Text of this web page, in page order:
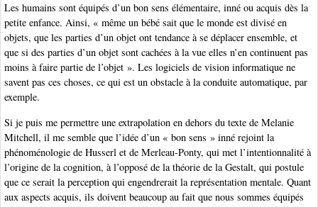
Les humains sont équipés d’un bon sens élémentaire, inné ou acquis dès la
petite enfance. Ainsi, « même un bébé sait que le monde est divisé en
objets, que les parties d’un objet ont tendance à se déplacer ensemble, et
que si des parties d’un objet sont cachées à la vue elles n’en continuent pas
moins à faire partie de l’objet ». Les logiciels de vision informatique ne
savent pas ces choses, ce qui est un obstacle à la conduite automatique, par
exemple.
Si je puis me permettre une extrapolation en dehors du texte de Melanie
Mitchell, il me semble que l’idée d’un « bon sens » inné rejoint la
phénoménologie de Husserl et de Merleau-Ponty, qui met l’intentionnalité à
l’origine de la cognition, à l’opposé de la théorie de la Gestalt, qui postule
que ce serait la perception qui engendrerait la représentation mentale. Quant
aux aspects acquis, ils doivent beaucoup au fait que nous sommes équipés